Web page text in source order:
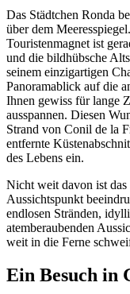
Das Städtchen Ronda
über dem
Touristenmagnet ist
und die bildhübsche
seinem einzigartigen
Panoramablick auf die
Ihnen gewiss für lange
ausspannen. Diesen
Strand von Conil de la
entfernte
des Lebens ein.
Nicht weit davon ist
Aussichtspunkt
endlosen Stränden,
atemberaubenden
weit in die Ferne
Ein Besuch in